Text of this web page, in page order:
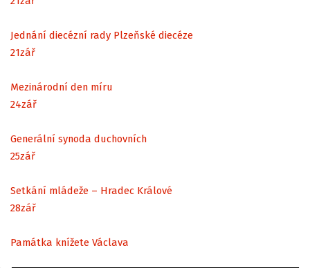
Jednání diecézní rady Plzeňské diecéze
21zář
Mezinárodní den míru
24zář
Generální synoda duchovních
25zář
Setkání mládeže – Hradec Králové
28zář
Památka knížete Václava